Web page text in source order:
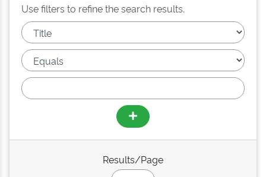
Use filters to refine the search results.
Results/Page